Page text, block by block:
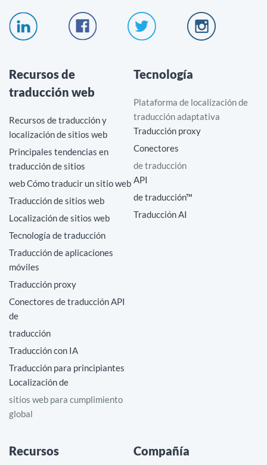
Recursos de
traducción web
Recursos de traducción y
localización de sitios web
Principales tendencias en
traducción de sitios
web Cómo traducir un sitio web
Traducción de sitios web
Localización de sitios web
Tecnología de traducción
Traducción de aplicaciones
móviles
Traducción proxy
Conectores de traducción API
de
traducción
Traducción con IA
Traducción para principiantes
Localización de
sitios web para cumplimiento
global
Tecnología
Plataforma de localización de
traducción adaptativa
Traducción proxy
Conectores
de traducción
API
de traducción™
Traducción AI
Recursos Compañía